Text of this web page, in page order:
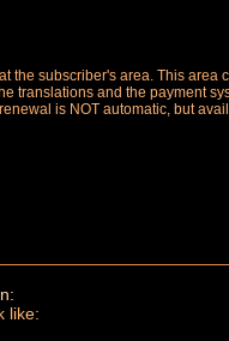
subscriber's area. This
translations and the payment
is NOT automatic, but
like: